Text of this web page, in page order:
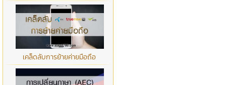
เคล็ดลับการย้ายค่ายมือถือ